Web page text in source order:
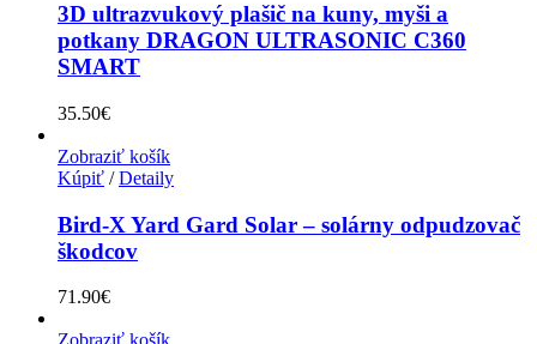
3D ultrazvukový plašič na kuny, myši a
potkany DRAGON ULTRASONIC C360
SMART
35.50€
Zobraziť košík
Kúpiť / Detaily
Bird-X Yard Gard Solar – solárny odpudzovač
škodcov
71.90€